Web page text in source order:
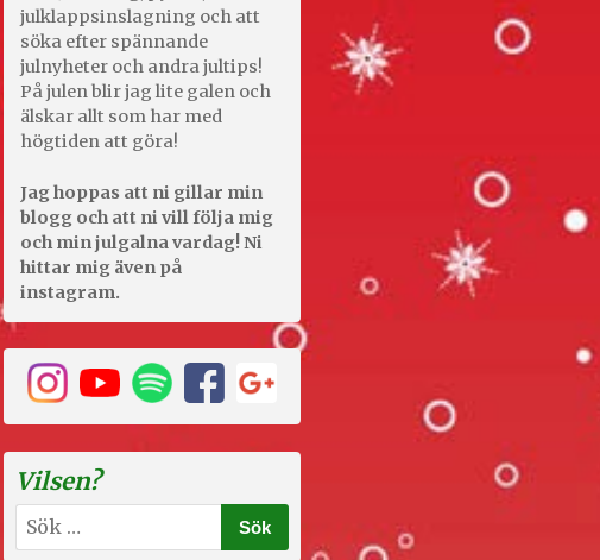
julklappsinslagning och att
söka efter spännande
julnyheter och andra jultips!
På julen blir jag lite galen och
älskar allt som har med
högtiden att göra!
Jag hoppas att ni gillar min
blogg och att ni vill följa mig
och min julgalna vardag! Ni
hittar mig även på
instagram.
Vilsen?
Sök
efter: